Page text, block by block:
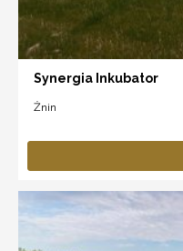
Synergia Inkubator
Żnin